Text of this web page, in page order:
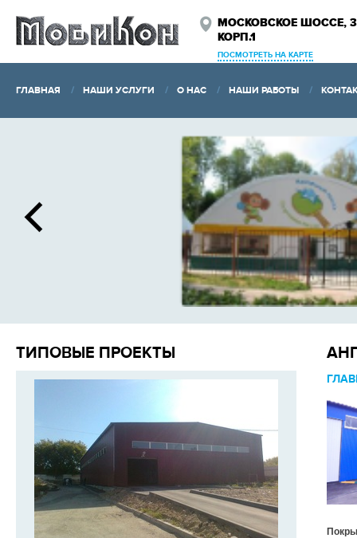
МОСКОВСКОЕ ШОССЕ,
КОРП.1
ПОСМОТРЕТЬ НА КАРТЕ
ГЛАВНАЯ НАШИ УСЛУГИ О НАС НАШИ РАБОТЫ
ООО СК
ТИПОВЫЕ ПРОЕКТЫ